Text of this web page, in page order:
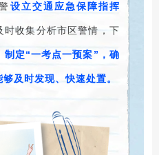
设立交通应急保障指挥
时收集分析市区警情，下
制定“一考点一预案”，确
及时发现、快速处置。